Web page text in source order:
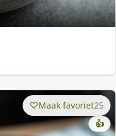
Maak favoriet25
👍